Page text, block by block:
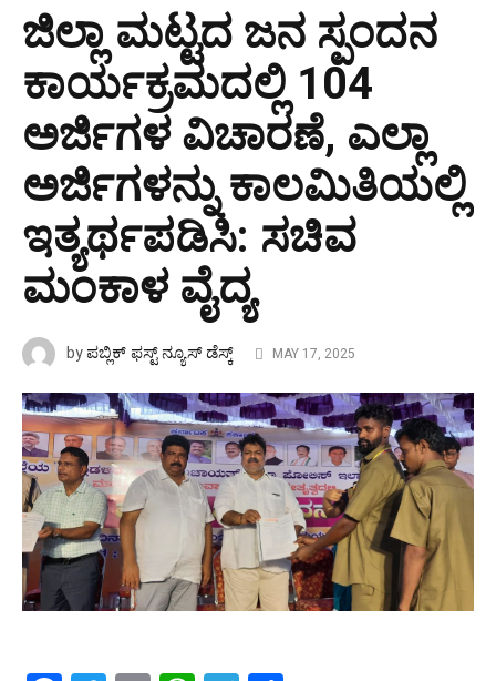
ಜಿಲ್ಲಾ ಮಟ್ಟದ ಜನ ಸ್ಪಂದನ
ಕಾರ್ಯಕ್ರಮದಲ್ಲಿ 104
ಅರ್ಜಿಗಳ ವಿಚಾರಣೆ, ಎಲ್ಲಾ
ಅರ್ಜಿಗಳನ್ನು ಕಾಲಮಿತಿಯಲ್ಲಿ
ಇತ್ಯರ್ಥಪಡಿಸಿ: ಸಚಿವ
ಮಂಕಾಳ ವೈದ್ಯ
byಪಬ್ಲಿಕ್ ಫಸ್ಟ್ ನ್ಯೂಸ್ ಡೆಸ್ಕ್ MAY 17, 2025